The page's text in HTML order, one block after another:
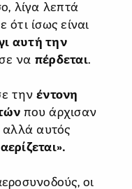
λίγα λεπτά
ίσως είναι
αυτή την
να πέρδεται.
την έντονη
που άρχισαν
αλλά αυτός
οι